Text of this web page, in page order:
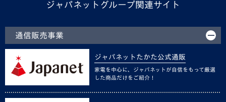
ジャパネットグループ関連サイト
通信販売事業
ジャパネットたかた公式通販
家電を中心に、ジャパネットが自信をもって厳選
した商品だけをご紹介！